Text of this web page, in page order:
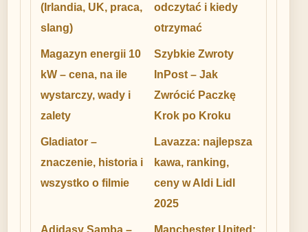
(Irlandia, UK, praca,
slang)
odczytać i kiedy
otrzymać
Magazyn energii 10
kW – cena, na ile
wystarczy, wady i
zalety
Szybkie Zwroty
InPost – Jak
Zwrócić Paczkę
Krok po Kroku
Gladiator –
znaczenie, historia i
wszystko o filmie
Lavazza: najlepsza
kawa, ranking,
ceny w Aldi Lidl
2025
Adidasy Samba –
Manchester United: